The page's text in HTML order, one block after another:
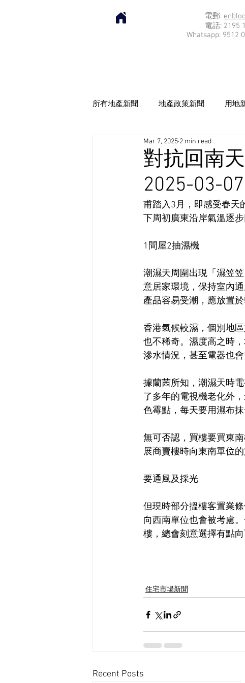
電郵:
電話: 2195
Whatsapp: 9512
所有地產新聞 地產政策新聞 用地
對抗回南
2025-03-07
Mar 7, 2025 2 min read
甫踏入3月，即感受春天
下周初廣東沿岸氣溫逐
1間屋2抽濕機
潮濕天周圍出現「濕笠
意居家環境，保持室內
產品容易受潮，應放置
香港氣候較濕，個別地
也不稀奇。濕度高之時
滲水情況，甚至電器也會
據蘭茜所知，潮濕天時
了多年的電視機老化外
色霉點，每天要用濕布
無可否認，買樓要買東
展商賣樓時向東南單位的
要通風及採光
但現時部分搵樓客置業
向西南單位也會被考慮
樓，總會刻意選擇有點
住宅市場新聞
Recent Posts